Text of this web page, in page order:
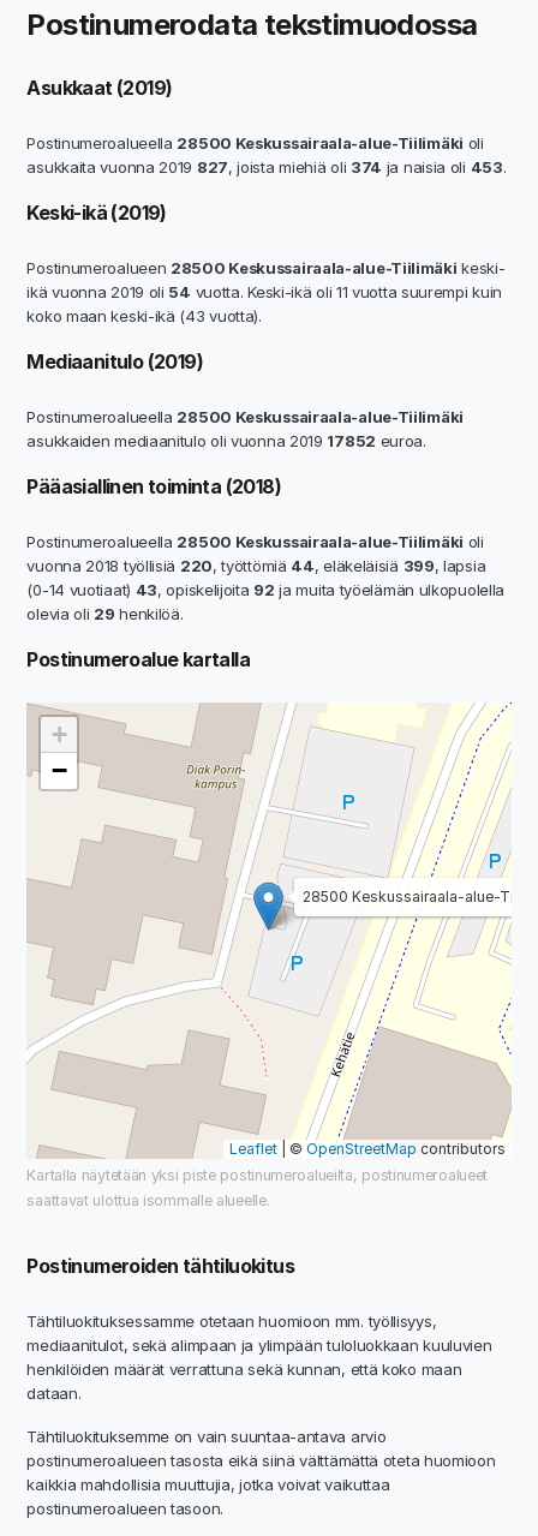
Postinumerodata tekstimuodossa
Asukkaat (2019)
Postinumeroalueella 28500 Keskussairaala-alue-Tiilimäki oli
asukkaita vuonna 2019 827, joista miehiä oli 374 ja naisia oli 453.
Keski-ikä (2019)
Postinumeroalueen 28500 Keskussairaala-alue-Tiilimäki keski-
ikä vuonna 2019 oli 54 vuotta. Keski-ikä oli 11 vuotta suurempi kuin
koko maan keski-ikä (43 vuotta).
Mediaanitulo (2019)
Postinumeroalueella 28500 Keskussairaala-alue-Tiilimäki
asukkaiden mediaanitulo oli vuonna 2019 17852 euroa.
Pääasiallinen toiminta (2018)
Postinumeroalueella 28500 Keskussairaala-alue-Tiilimäki oli
vuonna 2018 työllisiä 220, työttömiä 44, eläkeläisiä 399, lapsia
(0-14 vuotiaat) 43, opiskelijoita 92 ja muita työelämän ulkopuolella
olevia oli 29 henkilöä.
Postinumeroalue kartalla
28500 Keskussairaala-alue-
+
−
Leaflet| © OpenStreetMap contributors
Kartalla näytetään yksi piste postinumeroalueilta, postinumeroalueet
saattavat ulottua isommalle alueelle.
Postinumeroiden tähtiluokitus
Tähtiluokituksessamme otetaan huomioon mm. työllisyys,
mediaanitulot, sekä alimpaan ja ylimpään tuloluokkaan kuuluvien
henkilöiden määrät verrattuna sekä kunnan, että koko maan
dataan.
Tähtiluokituksemme on vain suuntaa-antava arvio
postinumeroalueen tasosta eikä siinä välttämättä oteta huomioon
kaikkia mahdollisia muuttujia, jotka voivat vaikuttaa
postinumeroalueen tasoon.